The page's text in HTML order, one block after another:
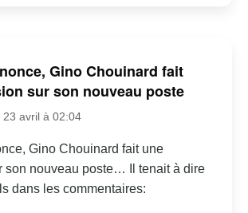
Gino Chouinard fait
sur son nouveau poste
23 avril à 02:04
Gino Chouinard fait une
son nouveau poste… Il tenait à dire
dans les commentaires: